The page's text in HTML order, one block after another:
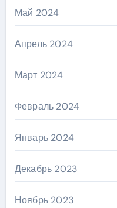
Май 2024
Апрель 2024
Март 2024
Февраль 2024
Январь 2024
Декабрь 2023
Ноябрь 2023